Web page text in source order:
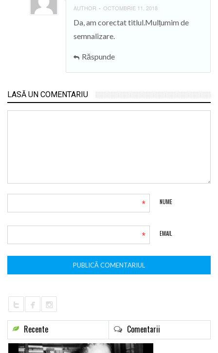
AUTHOR - OCTOMBRIE 11, 2018
Da, am corectat titlul.Mulțumim de
semnalizare.
Răspunde
LASĂ UN COMENTARIU
NUME
*
EMAIL
*
Recente Comentarii